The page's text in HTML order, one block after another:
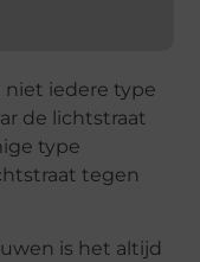
niet iedere type
de lichtstraat
type
tegen
is het altijd